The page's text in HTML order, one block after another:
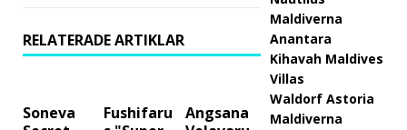
RELATERADE ARTIKLAR
Soneva
Fushifaru
Angsana
Maldiverna
Anantara
Kihavah Maldives
Villas
Waldorf Astoria
Maldiverna